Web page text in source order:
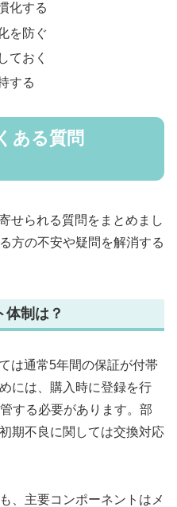
化する
を防ぐ
ておく
する
ある質問
せられる質問をまとめまし
方の不安や疑問を解消する
制は？
は通常5年間の保証が付帯
には、購入時に登録を行
する必要があります。部
期不良に関しては交換対応
、主要コンポーネントはメ